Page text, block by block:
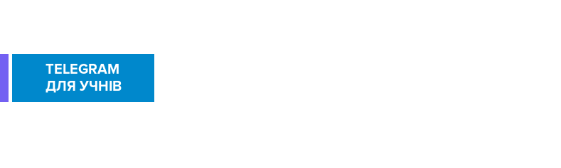
TELEGRAM
ДЛЯ УЧНІВ